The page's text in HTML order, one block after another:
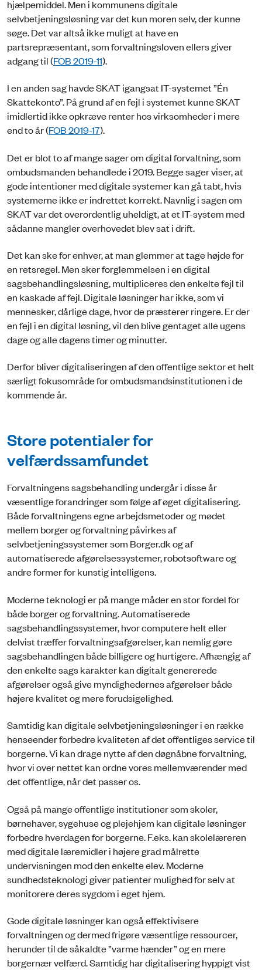
hjælpemiddel. Men i kommunens digitale
selvbetjeningsløsning var det kun moren selv, der kunne
søge. Det var altså ikke muligt at have en
partsrepræsentant, som forvaltningsloven ellers giver
adgang til (FOB 2019-11).
I en anden sag havde SKAT igangsat IT-systemet ”Én
Skattekonto”. På grund af en fejl i systemet kunne SKAT
imidlertid ikke opkræve renter hos virksomheder i mere
end to år (FOB 2019-17).
Det er blot to af mange sager om digital forvaltning, som
ombudsmanden behandlede i 2019. Begge sager viser, at
gode intentioner med digitale systemer kan gå tabt, hvis
systemerne ikke er indrettet korrekt. Navnlig i sagen om
SKAT var det overordentlig uheldigt, at et IT-system med
sådanne mangler overhovedet blev sat i drift.
Det kan ske for enhver, at man glemmer at tage højde for
en retsregel. Men sker forglemmelsen i en digital
sagsbehandlingsløsning, multipliceres den enkelte fejl til
en kaskade af fejl. Digitale løsninger har ikke, som vi
mennesker, dårlige dage, hvor de præsterer ringere. Er der
en fejl i en digital løsning, vil den blive gentaget alle ugens
dage og alle dagens timer og minutter.
Derfor bliver digitaliseringen af den offentlige sektor et helt
særligt fokusområde for ombudsmandsinstitutionen i de
kommende år.
Store potentialer for
velfærdssamfundet
Forvaltningens sagsbehandling undergår i disse år
væsentlige forandringer som følge af øget digitalisering.
Både forvaltningens egne arbejdsmetoder og mødet
mellem borger og forvaltning påvirkes af
selvbetjeningssystemer som Borger.dk og af
automatiserede afgørelsessystemer, robotsoftware og
andre former for kunstig intelligens.
Moderne teknologi er på mange måder en stor fordel for
både borger og forvaltning. Automatiserede
sagsbehandlingssystemer, hvor computere helt eller
delvist træffer forvaltningsafgørelser, kan nemlig gøre
sagsbehandlingen både billigere og hurtigere. Afhængig af
den enkelte sags karakter kan digitalt genererede
afgørelser også give myndighedernes afgørelser både
højere kvalitet og mere forudsigelighed.
Samtidig kan digitale selvbetjeningsløsninger i en række
henseender forbedre kvaliteten af det offentliges service til
borgerne. Vi kan drage nytte af den døgnåbne forvaltning,
hvor vi over nettet kan ordne vores mellemværender med
det offentlige, når det passer os.
Også på mange offentlige institutioner som skoler,
børnehaver, sygehuse og plejehjem kan digitale løsninger
forbedre hverdagen for borgerne. F.eks. kan skolelæreren
med digitale læremidler i højere grad målrette
undervisningen mod den enkelte elev. Moderne
sundhedsteknologi giver patienter mulighed for selv at
monitorere deres sygdom i eget hjem.
Gode digitale løsninger kan også effektivisere
forvaltningen og dermed frigøre væsentlige ressourcer,
herunder til de såkaldte ”varme hænder” og en mere
borgernær velfærd. Samtidig har digitalisering hyppigt vist